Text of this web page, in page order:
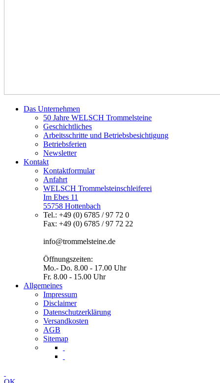
Das Unternehmen
50 Jahre WELSCH Trommelsteine
Geschichtliches
Arbeitsschritte und Betriebsbesichtigung
Betriebsferien
Newsletter
Kontakt
Kontaktformular
Anfahrt
WELSCH Trommelsteinschleiferei
Im Ebes 11
55758 Hottenbach
Tel.: +49 (0) 6785 / 97 72 0
Fax: +49 (0) 6785 / 97 72 22
info@trommelsteine.de
Öffnungszeiten:
Mo.- Do. 8.00 - 17.00 Uhr
Fr. 8.00 - 15.00 Uhr
Allgemeines
Impressum
Disclaimer
Datenschutzerklärung
Versandkosten
AGB
Sitemap